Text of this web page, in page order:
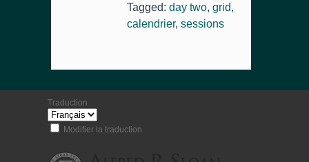
Tagged: day two, grid,
calendrier, sessions
Traduction
Modifier la traduction